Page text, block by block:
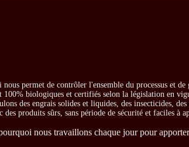
permet de contrôler l'ensemble du processus et
biologiques et certifiés selon la législation en
des engrais solides et liquides, des insecticides,
produits sûrs, sans période de sécurité et faciles à
nous travaillons chaque jour pour